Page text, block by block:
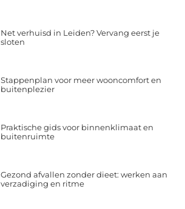
Net verhuisd in Leiden? Vervang eerst je
sloten
Stappenplan voor meer wooncomfort en
buitenplezier
Praktische gids voor binnenklimaat en
buitenruimte
Gezond afvallen zonder dieet: werken aan
verzadiging en ritme